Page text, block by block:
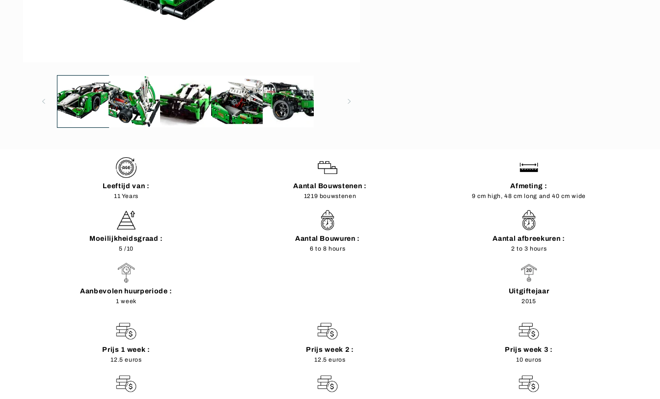
Leeftijd van :
11 Years
Aantal Bouwstenen :
1219 bouwstenen
Afmeting :
9 cm high, 48 cm long and 40 cm wide
Moeilijkheidsgraad :
5 /10
Aantal Bouwuren :
6 to 8 hours
Aantal afbreekuren :
2 to 3 hours
Aanbevolen huurperiode :
1 week
Uitgiftejaar
2015
Prijs 1 week :
12.5 euros
Prijs week 2 :
12.5 euros
Prijs week 3 :
10 euros